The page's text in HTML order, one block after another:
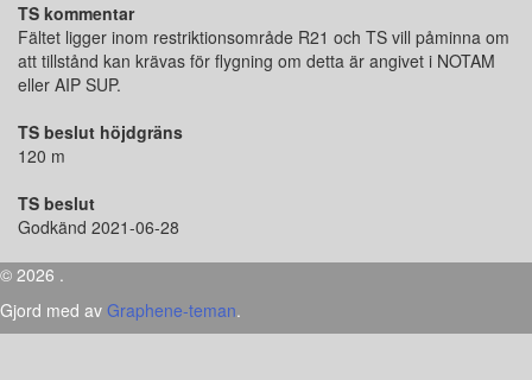
TS kommentar
Fältet ligger inom restriktionsområde R21 och TS vill påminna om
att tillstånd kan krävas för flygning om detta är angivet i NOTAM
eller AIP SUP.
TS beslut höjdgräns
120 m
TS beslut
Godkänd 2021-06-28
© 2026 .
Gjord med av Graphene-teman.